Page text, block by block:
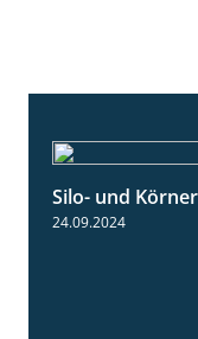
Silo- und
24.09.2024